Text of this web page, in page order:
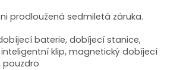
prodloužená sedmiletá záruka.
baterie, dobíjecí stanice,
inteligentní klip, magnetický dobíjecí
pouzdro